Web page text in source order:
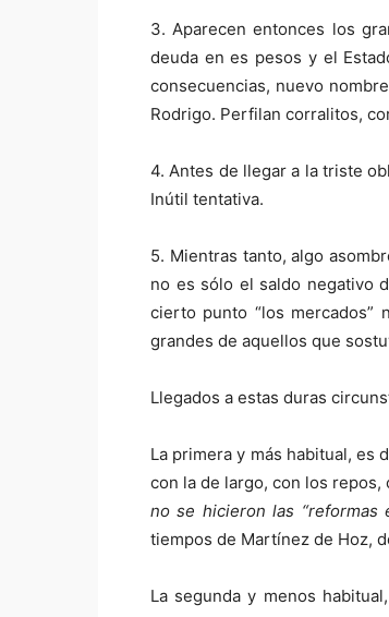
3. Aparecen entonces los
deuda en es pesos y el
consecuencias, nuevo
Rodrigo. Perfilan corralitos,
4. Antes de llegar a la triste
Inútil tentativa.
5. Mientras tanto, algo
no es sólo el saldo negativo
cierto punto “los mercados”
grandes de aquellos que
Llegados a estas duras
La primera y más habitual, es
con la de largo, con los repos,
no se hicieron las “reformas
tiempos de Martínez de Hoz,
La segunda y menos